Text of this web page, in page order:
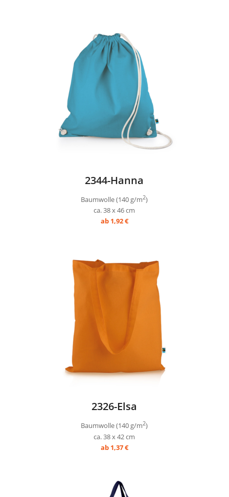
2344-Hanna
Baumwolle (140 g/m2)
ca. 38 x 46 cm
ab 1,92 €
2326-Elsa
Baumwolle (140 g/m2)
ca. 38 x 42 cm
ab 1,37 €